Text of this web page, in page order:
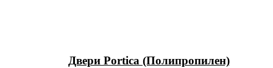
Двери Portica (Полипропилен)